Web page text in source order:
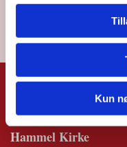
Kun
KIRKERNE
Hammel Kirke